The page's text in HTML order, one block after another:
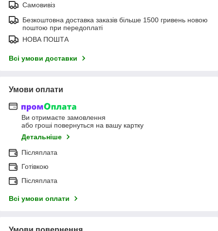
Самовивіз
Безкоштовна доставка заказів більше 1500 гривень новою
поштою при передоплаті
НОВА ПОШТА
Всі умови доставки
Умови оплати
Ви отримаєте замовлення
або гроші повернуться на вашу картку
Детальніше
Післяплата
Готівкою
Післяплата
Всі умови оплати